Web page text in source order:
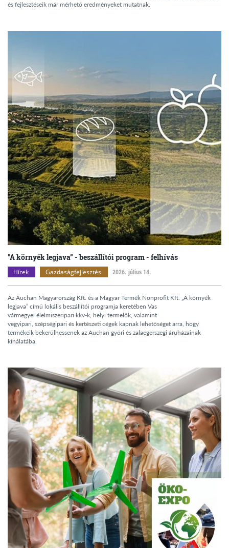
és fejlesztéseik már mérhető eredményeket mutatnak.
"A környék legjava” - beszállítói program - felhívás
Hírek Gazdaságfejlesztés 2026. július 14.
Az Auchan Magyarország Kft. és a Magyar Termék Nonprofit Kft. „A környék
legjava” című lokális beszállítói programja keretében Vas
vármegyei élelmiszeripari kkv-k, helyi termelők, valamint
vegyipari, szépségipari és kertészeti cégek kapnak lehetőséget arra, hogy
termékeik bekerülhessenek az Auchan győri és zalaegerszegi áruházainak
kínálatába.